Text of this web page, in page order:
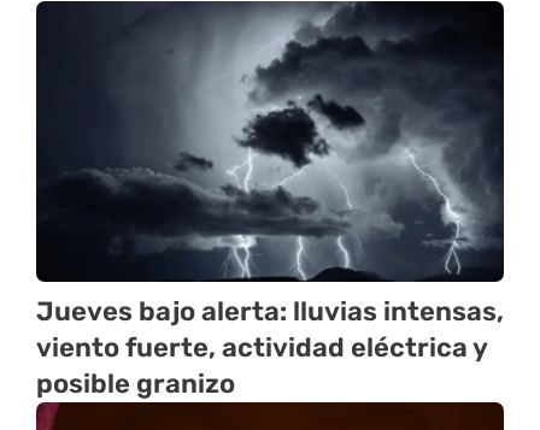
Jueves bajo alerta: lluvias intensas,
viento fuerte, actividad eléctrica y
posible granizo